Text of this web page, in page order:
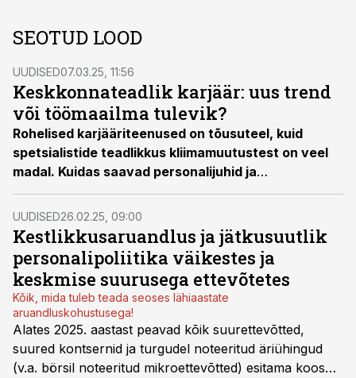
SEOTUD LOOD
UUDISED07.03.25, 11:56
Keskkonnateadlik karjäär: uus trend
või töömaailma tulevik?
Rohelised karjääriteenused on tõusuteel, kuid
spetsialistide teadlikkus kliimamuutustest on veel
madal. Kuidas saavad personalijuhid ja
karjäärinõustajad aidata keskkonnateadlikke
valikuid tööturul esile tuua?
UUDISED26.02.25, 09:00
Kestlikkusaruandlus ja jätkusuutlik
personalipoliitika väikestes ja
keskmise suurusega ettevõtetes
Kõik, mida tuleb teada seoses lähiaastate
aruandluskohustusega!
Alates 2025. aastast peavad kõik suurettevõtted,
suured kontsernid ja turgudel noteeritud äriühingud
(v.a. börsil noteeritud mikroettevõtted) esitama koos